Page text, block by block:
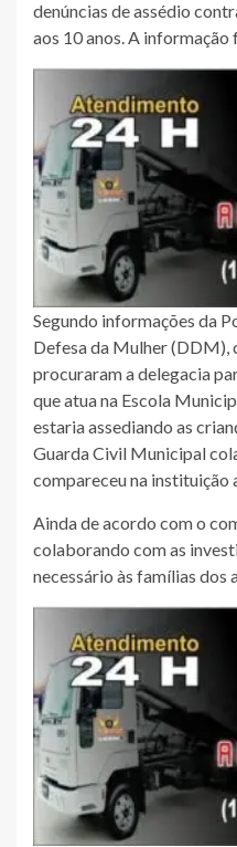
denúncias de assédio
aos 10 anos. A
Segundo informações da
Defesa da Mulher (DDM),
procuraram a delegacia
que atua na Escola
estaria assediando as
Guarda Civil Municipal
compareceu na instituição
Ainda de acordo com o
colaborando com as
necessário às famílias dos